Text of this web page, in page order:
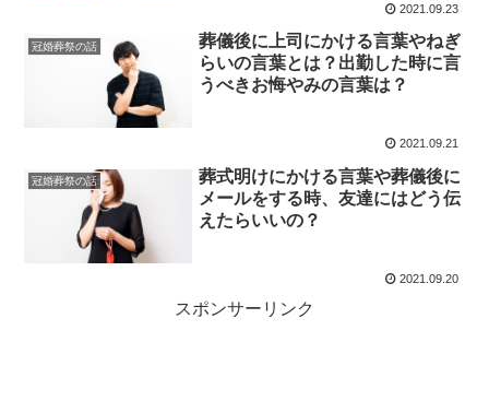
2021.09.23
冠婚葬祭の話
葬儀後に上司にかける言葉やねぎ
らいの言葉とは？出勤した時に言
うべきお悔やみの言葉は？
2021.09.21
冠婚葬祭の話
葬式明けにかける言葉や葬儀後に
メールをする時、友達にはどう伝
えたらいいの？
2021.09.20
スポンサーリンク